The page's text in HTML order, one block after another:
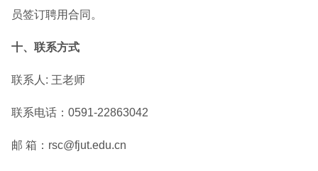
员签订聘用合同。
十、联系方式
联系人: 王老师
联系电话：0591-22863042
邮 箱：rsc@fjut.edu.cn